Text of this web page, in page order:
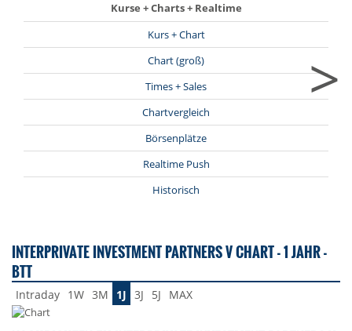
Kurse + Charts + Realtime
Kurs + Chart
Chart (groß)
Times + Sales
Chartvergleich
Börsenplätze
Realtime Push
Historisch
>
INTERPRIVATE INVESTMENT PARTNERS V CHART - 1 JAHR -
BTT
Intraday 1W 3M 1J 3J 5J MAX